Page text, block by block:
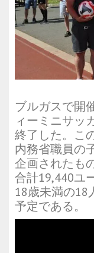
ブルガスで開
ィーミニサッ
終了した。こ
内務省職員の
企画されたも
合計19,440ユ
18歳未満の18
予定である。